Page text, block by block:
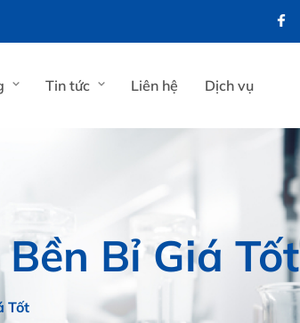
Tin tức Liên hệ Dịch vụ
Bỉ Giá Tốt
Tốt